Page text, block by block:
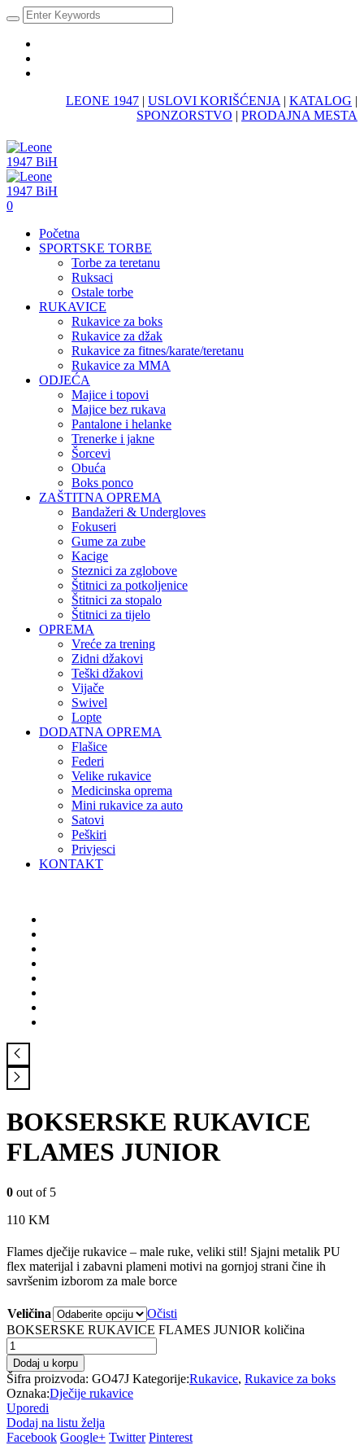
LEONE 1947 | USLOVI KORIŠĆENJA | KATALOG |
SPONZORSTVO | PRODAJNA MESTA
0
Početna
SPORTSKE TORBE
Torbe za teretanu
Ruksaci
Ostale torbe
RUKAVICE
Rukavice za boks
Rukavice za džak
Rukavice za fitnes/karate/teretanu
Rukavice za MMA
ODJEĆA
Majice i topovi
Majice bez rukava
Pantalone i helanke
Trenerke i jakne
Šorcevi
Obuća
Boks ponco
ZAŠTITNA OPREMA
Bandažeri & Undergloves
Fokuseri
Gume za zube
Kacige
Steznici za zglobove
Štitnici za potkoljenice
Štitnici za stopalo
Štitnici za tijelo
OPREMA
Vreće za trening
Zidni džakovi
Teški džakovi
Vijače
Swivel
Lopte
DODATNA OPREMA
Flašice
Federi
Velike rukavice
Medicinska oprema
Mini rukavice za auto
Satovi
Peškiri
Privjesci
KONTAKT
BOKSERSKE RUKAVICE
FLAMES JUNIOR
0 out of 5
110 KM
Flames dječije rukavice – male ruke, veliki stil! Sjajni metalik PU
flex materijal i zabavni plameni motivi na gornjoj strani čine ih
savršenim izborom za male borce
Veličina
Očisti
BOKSERSKE RUKAVICE FLAMES JUNIOR količina
Dodaj u korpu
Šifra proizvoda: GO47J Kategorije:Rukavice, Rukavice za boks
Oznaka:Dječije rukavice
Uporedi
Dodaj na listu želja
Facebook Google+ Twitter Pinterest